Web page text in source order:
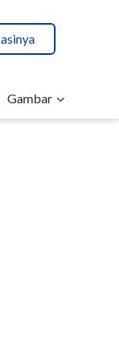
Gambar